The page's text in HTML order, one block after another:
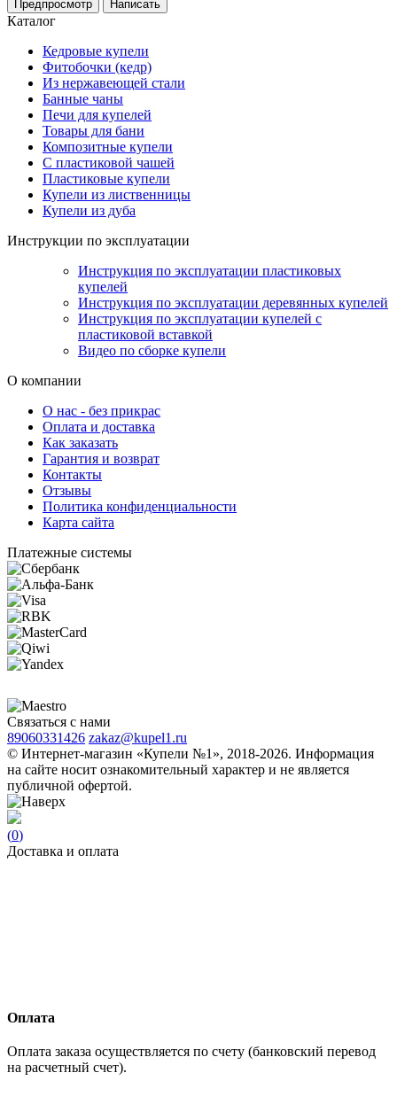
Каталог
Кедровые купели
Фитобочки (кедр)
Из нержавеющей стали
Банные чаны
Печи для купелей
Товары для бани
Композитные купели
С пластиковой чашей
Пластиковые купели
Купели из лиственницы
Купели из дуба
Инструкции по эксплуатации
Инструкция по эксплуатации пластиковых
купелей
Инструкция по эксплуатации деревянных купелей
Инструкция по эксплуатации купелей с
пластиковой вставкой
Видео по сборке купели
О компании
О нас - без прикрас
Оплата и доставка
Как заказать
Гарантия и возврат
Контакты
Отзывы
Политика конфиденциальности
Карта сайта
Платежные системы
Связаться с нами
89060331426 zakaz@kupel1.ru
© Интернет-магазин «Купели №1», 2018-2026. Информация
на сайте носит ознакомительный характер и не является
публичной офертой.
(0)
Доставка и оплата
Оплата
Оплата заказа осуществляется по счету (банковский перевод
на расчетный счет).